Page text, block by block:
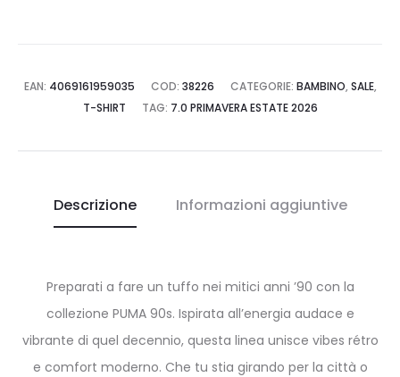
EAN: 4069161959035 COD: 38226 CATEGORIE: BAMBINO, SALE,
T-SHIRT
TAG: 7.0 PRIMAVERA ESTATE 2026
Descrizione Informazioni aggiuntive
Preparati a fare un tuffo nei mitici anni ’90 con la
collezione PUMA 90s. Ispirata all’energia audace e
vibrante di quel decennio, questa linea unisce vibes rétro
e comfort moderno. Che tu stia girando per la città o